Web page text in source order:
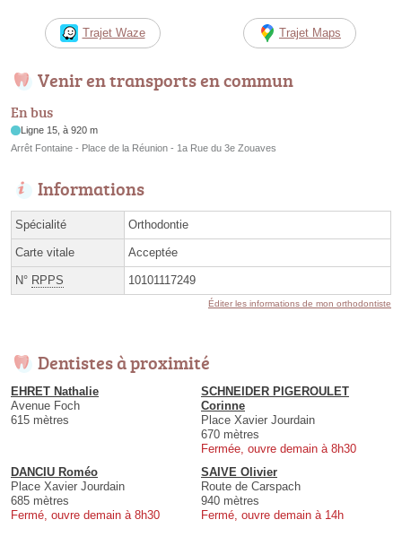
Trajet Waze Trajet Maps
Venir en transports en commun
En bus
Ligne 15, à 920 m
Arrêt Fontaine - Place de la Réunion - 1a Rue du 3e Zouaves
Informations
Spécialité Orthodontie
Carte vitale Acceptée
N° RPPS 10101117249
Éditer les informations de mon orthodontiste
Dentistes à proximité
EHRET Nathalie
Avenue Foch
615 mètres
SCHNEIDER PIGEROULET
Corinne
Place Xavier Jourdain
670 mètres
Fermée, ouvre demain à 8h30
DANCIU Roméo
Place Xavier Jourdain
685 mètres
Fermé, ouvre demain à 8h30
SAIVE Olivier
Route de Carspach
940 mètres
Fermé, ouvre demain à 14h